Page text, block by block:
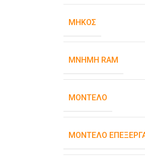
ΜΉΚΟΣ
ΜΝΉΜΗ RAM
ΜΟΝΤΈΛΟ
ΜΟΝΤΈΛΟ